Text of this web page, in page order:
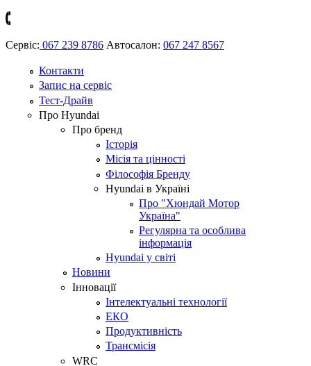
Сервіс: 067 239 8786 Автосалон: 067 247 8567
Контакти
Запис на сервіс
Тест-Драйв
Про Hyundai
Про бренд
Історія
Місія та цінності
Філософія Бренду
Hyundai в Україні
Про "Хюндай Мотор
Україна"
Регулярна та особлива
інформація
Hyundai у світі
Новини
Інновації
Інтелектуальні технології
ЕКО
Продуктивність
Трансмісія
WRC